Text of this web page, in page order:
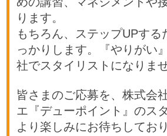
ります。
もちろん、ステップUPする
っかりします。『やりがい
社でスタイリストになりま
皆さまのご応募を、株式会
エ『デューポイント』のス
より楽しみにお待ちしてお